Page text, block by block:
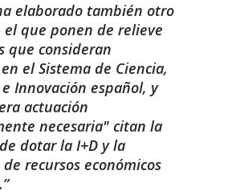
elaborado también otro
que ponen de relieve
que consideran
el Sistema de Ciencia,
Innovación español, y
actuación
necesaria" citan la
dotar la I+D y la
recursos económicos